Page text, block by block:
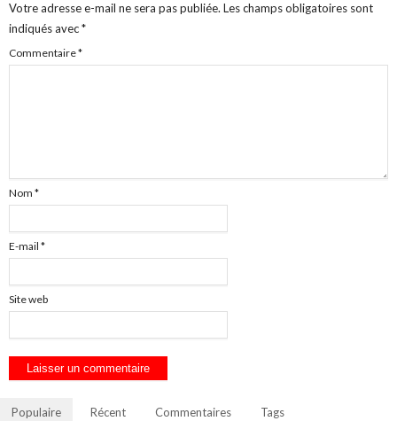
Votre adresse e-mail ne sera pas publiée. Les champs obligatoires sont
indiqués avec*
Commentaire*
Nom *
E-mail *
Site web
Populaire Récent Commentaires Tags